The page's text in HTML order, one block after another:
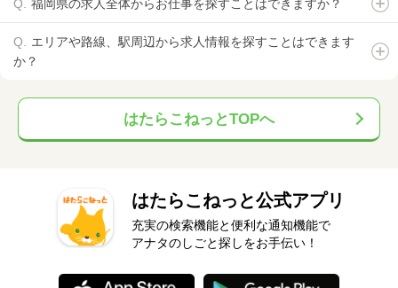
福岡県の求人全体からお仕事を探すことはできますか？
エリアや路線、駅周辺から求人情報を探すことはできます
か？
はたらこねっとTOPへ
はたらこねっと公式アプリ
充実の検索機能と便利な通知機能で
アナタのしごと探しをお手伝い！